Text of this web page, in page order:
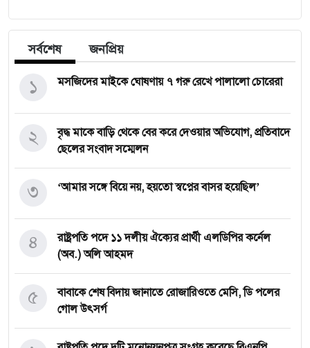
সর্বশেষ জনপ্রিয়
মসজিদের মাইকে ঘোষণায় ৭ গরু রেখে পালালো চোরেরা
১
বৃদ্ধ মাকে বাড়ি থেকে বের করে দেওয়ার অভিযোগ, প্রতিবাদে
ছেলের সংবাদ সম্মেলন
২
‘আমার সঙ্গে বিয়ে নয়, হয়তো স্বপ্নের বাসর হয়েছিল’
৩
রাষ্ট্রপতি পদে ১১ দলীয় ঐক্যের প্রার্থী এলডিপির কর্নেল
(অব.) অলি আহমদ
৪
বাবাকে শেষ বিদায় জানাতে রোজারিওতে মেসি, ডি পলের
গোল উৎসর্গ
৫